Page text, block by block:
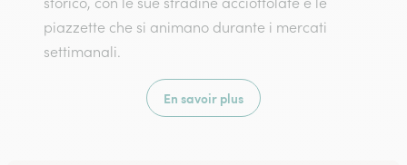
piazzette che si animano durante i mercati
settimanali.
En savoir plus